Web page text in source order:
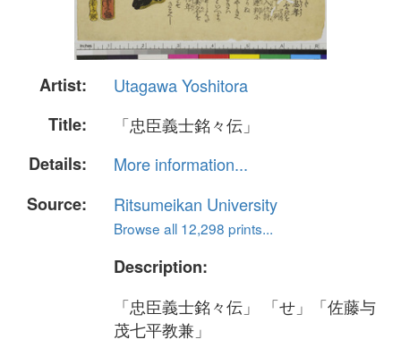
Artist:
Utagawa Yoshitora
Title:
「忠臣義士銘々伝」
Details:
More information...
Source:
Ritsumeikan University
Browse all 12,298 prints...
Description:
「忠臣義士銘々伝」 「せ」「佐藤与
茂七平教兼」